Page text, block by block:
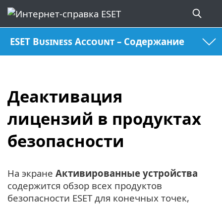
ESET Business Account – Содержание
Деактивация
лицензий в продуктах
безопасности
На экране Активированные устройства
содержится обзор всех продуктов
безопасности ESET для конечных точек,